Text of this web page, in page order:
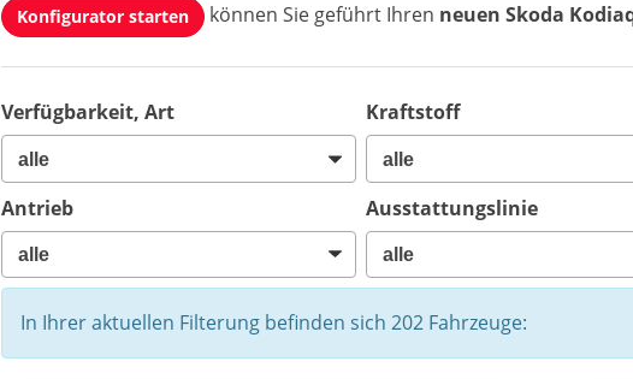
Konfigurator starten können Sie geführt Ihren neuen Skoda
Verfügbarkeit, Art Kraftstoff
Antrieb Ausstattungslinie
In Ihrer aktuellen Filterung befinden sich202 Fahrzeuge: